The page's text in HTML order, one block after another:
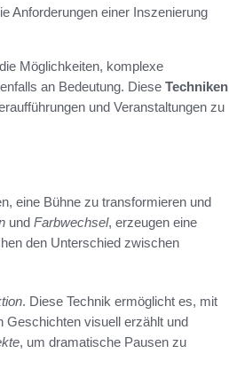
Anforderungen einer Inszenierung
Möglichkeiten, komplexe
an Bedeutung. Diese Techniken
und Veranstaltungen zu
eine Bühne zu transformieren und
und Farbwechsel, erzeugen eine
den Unterschied zwischen
. Diese Technik ermöglicht es, mit
Geschichten visuell erzählt und
, um dramatische Pausen zu